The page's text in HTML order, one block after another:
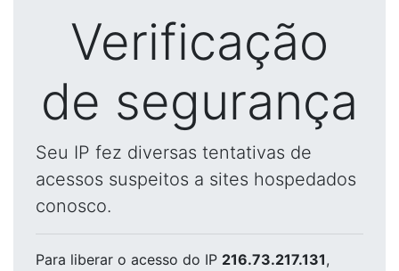
Verificação
de segurança
Seu IP fez diversas tentativas de
acessos suspeitos a sites hospedados
conosco.
Para liberar o acesso do IP 216.73.217.131,